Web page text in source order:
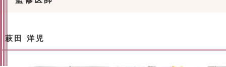
萩田 洋児